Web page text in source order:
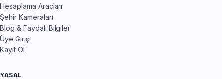
Hesaplama Araçları
Şehir Kameraları
Blog & Faydalı Bilgiler
Üye Girişi
Kayıt Ol
YASAL